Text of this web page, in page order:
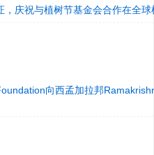
庆祝与植树节基金会合作在全
向西孟加拉邦